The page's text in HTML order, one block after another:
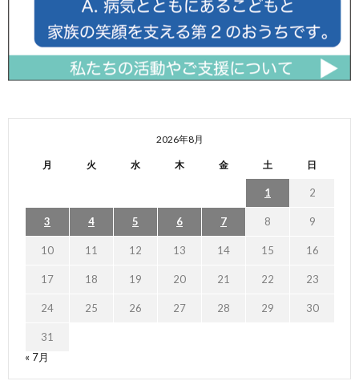
2026年8月
月 火 水 木 金 土 日
1 2
3 4 5 6 7 8 9
10 11 12 13 14 15 16
17 18 19 20 21 22 23
24 25 26 27 28 29 30
31
« 7月